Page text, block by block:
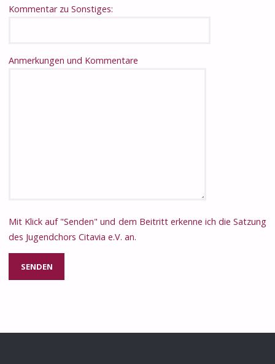
Kommentar zu Sonstiges:
Anmerkungen und Kommentare
Mit Klick auf "Senden" und dem Beitritt erkenne ich die Satzung
des Jugendchors Citavia e.V. an.